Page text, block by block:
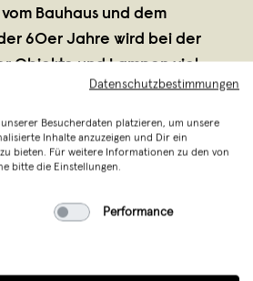
Bauhaus und dem
60er Jahre wird bei der
Objekte und Lampen viel
reduzierte und klare
unverkennbare
eine präzise Fertigung
gelegt.
Datenschutzbestimmungen
Besucherdaten platzieren, um unsere
Inhalte anzuzeigen und Dir ein
bieten. Für weitere Informationen zu den von
bitte die Einstellungen.
Performance